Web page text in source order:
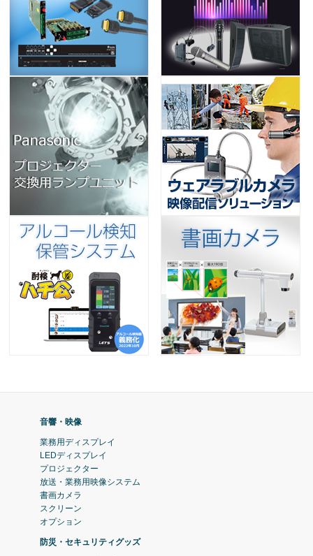
音響・映像
業務用ディスプレイ
LEDディスプレイ
プロジェクター
放送・業務用映像システム
書画カメラ
スクリーン
オプション
防災・セキュリティグッズ